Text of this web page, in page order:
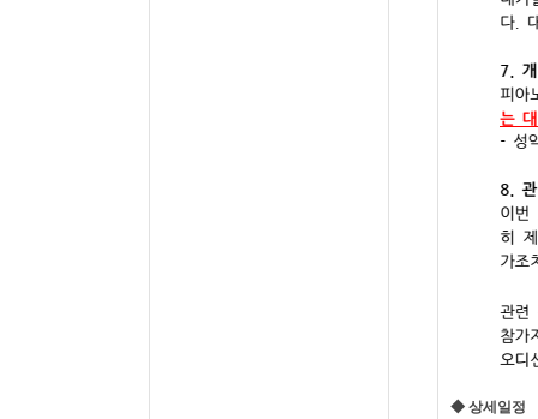
◆ 상세일정